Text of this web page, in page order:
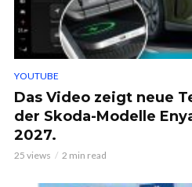
YOUTUBE
Das Video zeigt neue
der Skoda-Modelle
2027.
25 views 2 min read